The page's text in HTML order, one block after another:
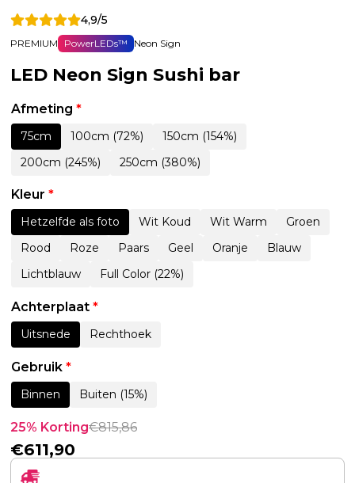
4,9/5
PREMIUM PowerLEDs™ Neon Sign
LED Neon Sign Sushi bar
Afmeting *
75cm 100cm (72%)
150cm (154%)
200cm (245%)
250cm (380%)
Kleur *
Hetzelfde als foto Wit Koud Wit Warm
Groen
Rood
Roze Paars Geel Oranje
Blauw
Lichtblauw
Full Color (22%)
Achterplaat *
Uitsnede Rechthoek
Gebruik *
Binnen Buiten (15%)
25% Korting€815,86
€611,90